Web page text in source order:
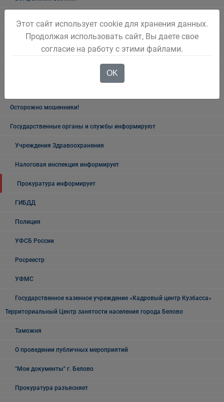
Памятники, обелиски, монументы, мемориальные комплексы
Беловского городского округа
Осторожно мошенники!
Государственные органы и службы информируют
Учреждения Здравоохранения
Налоговая инспекция информирует
Прокуратура информирует
ГИБДД
Полиция
УФСБ России
Росреестр
УФМС
Государственное казенное учреждение «Кадровый центр Кузбасса»
Территориальный Центр занятости населения города Белово
Таможня
О проведении публичных мероприятий
"Мои документы" г. Белово
Прокуратура разъясняет
Этот сайт использует cookie для хранения данных.
Продолжая использовать сайт, Вы даете свое
согласие на работу с этими файлами.
OK